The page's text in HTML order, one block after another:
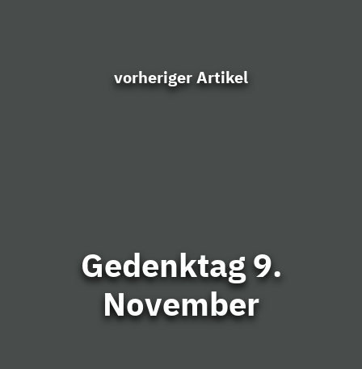
vorheriger Artikel
Gedenktag 9.
November